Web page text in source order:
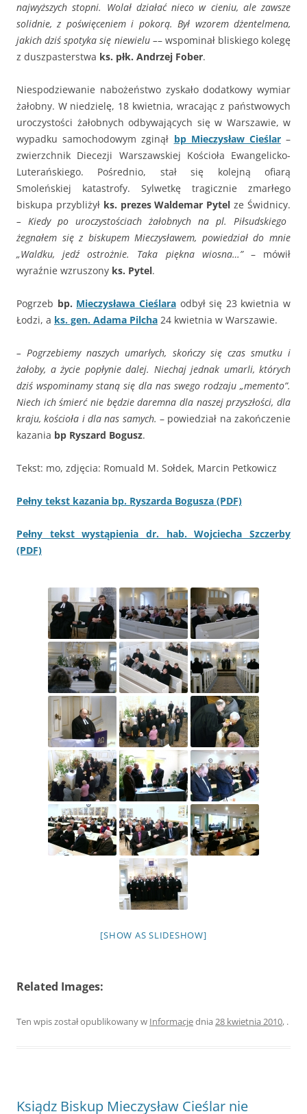
najwyższych stopni. Wolał działać nieco w cieniu, ale zawsze
solidnie, z poświęceniem i pokorą. Był wzorem dżentelmena,
jakich dziś spotyka się niewielu –– wspominał bliskiego kolegę
z duszpasterstwa ks. płk. Andrzej Fober.
Niespodziewanie nabożeństwo zyskało dodatkowy wymiar
żałobny. W niedzielę, 18 kwietnia, wracając z państwowych
uroczystości żałobnych odbywających się w Warszawie, w
wypadku samochodowym zginął bp Mieczysław Cieślar–
zwierzchnik Diecezji Warszawskiej Kościoła Ewangelicko-
Luterańskiego. Pośrednio, stał się kolejną ofiarą
Smoleńskiej katastrofy. Sylwetkę tragicznie zmarłego
biskupa przybliżył ks. prezes Waldemar Pytel ze Świdnicy.
– Kiedy po uroczystościach żałobnych na pl. Piłsudskiego
żegnałem się z biskupem Mieczysławem, powiedział do mnie
„Waldku, jedź ostrożnie. Taka piękna wiosna…”– mówił
wyraźnie wzruszony ks. Pytel.
Pogrzeb bp. Mieczysława Cieślaraodbył się 23 kwietnia w
Łodzi, a ks. gen. Adama Pilcha 24 kwietnia w Warszawie.
– Pogrzebiemy naszych umarłych, skończy się czas smutku i
żałoby, a życie popłynie dalej. Niechaj jednak umarli, których
dziś wspominamy staną się dla nas swego rodzaju „memento”.
Niech ich śmierć nie będzie daremna dla naszej przyszłości, dla
kraju, kościoła i dla nas samych. – powiedział na zakończenie
kazania bp Ryszard Bogusz.
Tekst: mo, zdjęcia: Romuald M. Sołdek, Marcin Petkowicz
Pełny tekst kazania bp. Ryszarda Bogusza (PDF)
Pełny tekst wystąpienia dr. hab. Wojciecha Szczerby
(PDF)
[SHOW AS SLIDESHOW]
Related Images:
Ten wpis został opublikowany w Informacjednia 28 kwietnia 2010, .
Ksiądz Biskup Mieczysław Cieślar nie